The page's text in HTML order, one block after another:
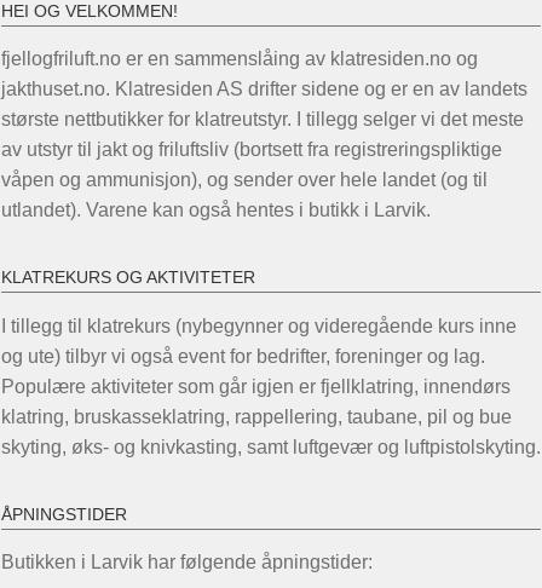
HEI OG VELKOMMEN!
fjellogfriluft.no er en sammenslåing av klatresiden.no og
jakthuset.no. Klatresiden AS drifter sidene og er en av landets
største nettbutikker for klatreutstyr. I tillegg selger vi det meste
av utstyr til jakt og friluftsliv (bortsett fra registreringspliktige
våpen og ammunisjon), og sender over hele landet (og til
utlandet). Varene kan også hentes i butikk i Larvik.
KLATREKURS OG AKTIVITETER
I tillegg til klatrekurs (nybegynner og videregående kurs inne
og ute) tilbyr vi også event for bedrifter, foreninger og lag.
Populære aktiviteter som går igjen er fjellklatring, innendørs
klatring, bruskasseklatring, rappellering, taubane, pil og bue
skyting, øks- og knivkasting, samt luftgevær og luftpistolskyting.
ÅPNINGSTIDER
Butikken i Larvik har følgende åpningstider: